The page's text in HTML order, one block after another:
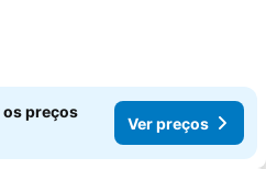
os preços
Ver preços